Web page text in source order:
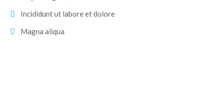
Incididunt ut labore et dolore
Magna aliqua